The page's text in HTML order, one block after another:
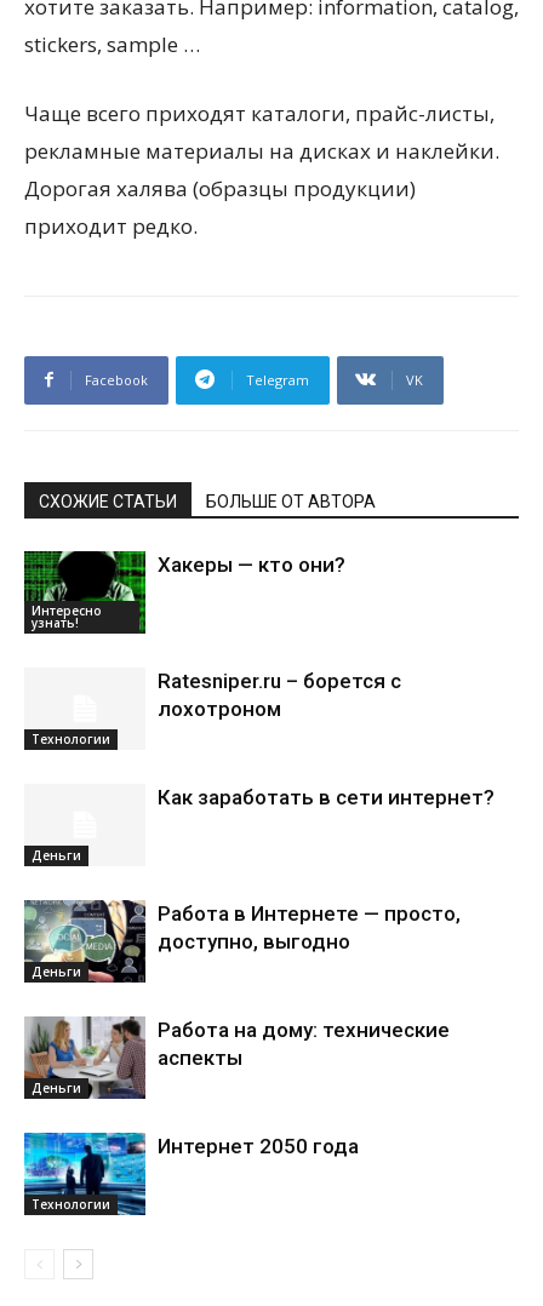
хотите заказать. Например: information, catalog,
stickers, sample …
Чаще всего приходят каталоги, прайс-листы,
рекламные материалы на дисках и наклейки.
Дорогая халява (образцы продукции)
приходит редко.
Facebook Telegram VK
СХОЖИЕ СТАТЬИ БОЛЬШЕ ОТ АВТОРА
Интересно
узнать!
Хакеры — кто они?
Технологии
Ratesniper.ru – борется с
лохотроном
Деньги
Как заработать в сети интернет?
Деньги
Работа в Интернете — просто,
доступно, выгодно
Деньги
Работа на дому: технические
аспекты
Технологии
Интернет 2050 года